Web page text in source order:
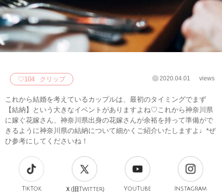
♡104 クリップ 2020.04.01 views
これから結婚を考えているカップルは、最初のタイミングでまず
【結納】という大きなイベントがありますよね♡これから神奈川県
に嫁ぐ花嫁さん、神奈川県出身の花嫁さんが余裕を持って準備がで
きるように神奈川県の結納について細かくご紹介いたしますよ♩*ぜ
ひ参考にしてくださいね！
TikTok Ｘ(旧Twitter) YouTube Instagram